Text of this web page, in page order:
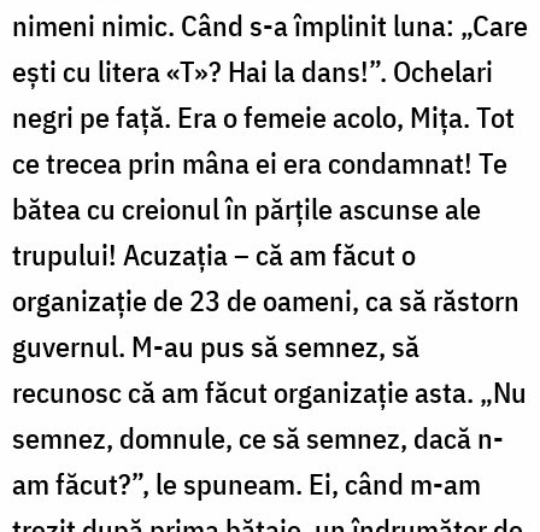
nimeni nimic. Când s-a împlinit luna: „Care
eşti cu litera «T»? Hai la dans!”. Ochelari
negri pe faţă. Era o femeie acolo, Miţa. Tot
ce trecea prin mâna ei era condamnat! Te
bătea cu creionul în părțile ascunse ale
trupului! Acuzaţia – că am făcut o
organizaţie de 23 de oameni, ca să răstorn
guvernul. M-au pus să semnez, să
recunosc că am făcut organizaţie asta. „Nu
semnez, domnule, ce să semnez, dacă n-
am făcut?”, le spuneam. Ei, când m-am